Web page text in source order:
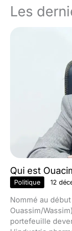
Les
Qui est
Politique 12
Nommé au
Ouassim/
portefeuille